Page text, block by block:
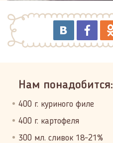
Нам понадобится:
400 г. куриного филе
400 г. картофеля
300 мл. сливок 18-21%